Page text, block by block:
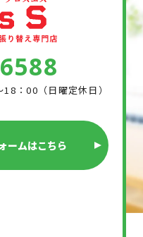
：00（日曜定休日）
ームはこちら